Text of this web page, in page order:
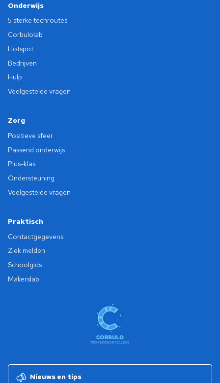
Onderwijs
5 sterke techroutes
Corbulolab
Hotspot
Bedrijven
Hulp
Veelgestelde vragen
Zorg
Positieve sfeer
Passend onderwijs
Plus-klas
Ondersteuning
Veelgestelde vragen
Praktisch
Contactgegevens
Ziek melden
Schoolgids
Makerslab
Nieuws en tips